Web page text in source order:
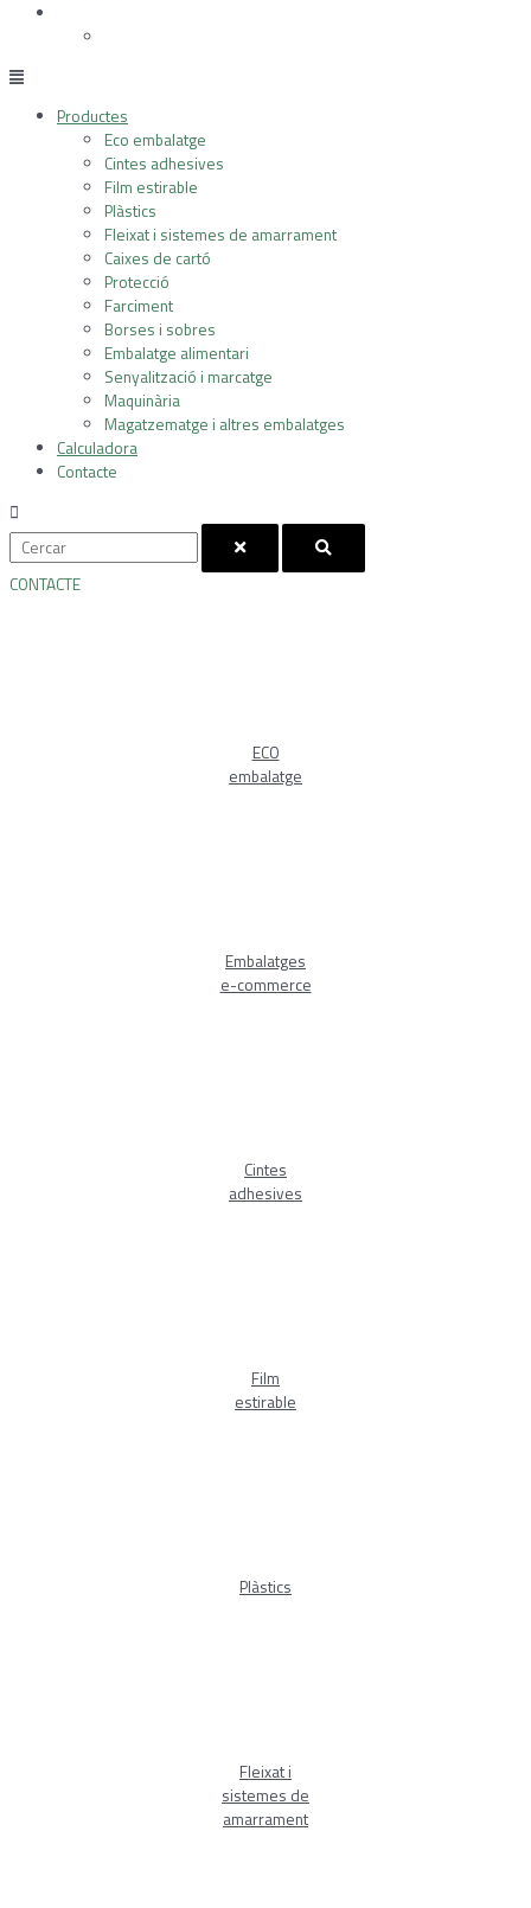
Productes
Eco embalatge
Cintes adhesives
Film estirable
Plàstics
Fleixat i sistemes de amarrament
Caixes de cartó
Protecció
Farciment
Borses i sobres
Embalatge alimentari
Senyalització i marcatge
Maquinària
Magatzematge i altres embalatges
Calculadora
Contacte
CONTACTE
ECO
embalatge
Embalatges
e-commerce
Cintes
adhesives
Film
estirable
Plàstics
Fleixat i
sistemes de
amarrament